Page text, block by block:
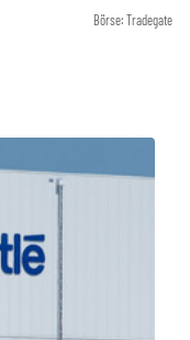
Börse: Tradegate